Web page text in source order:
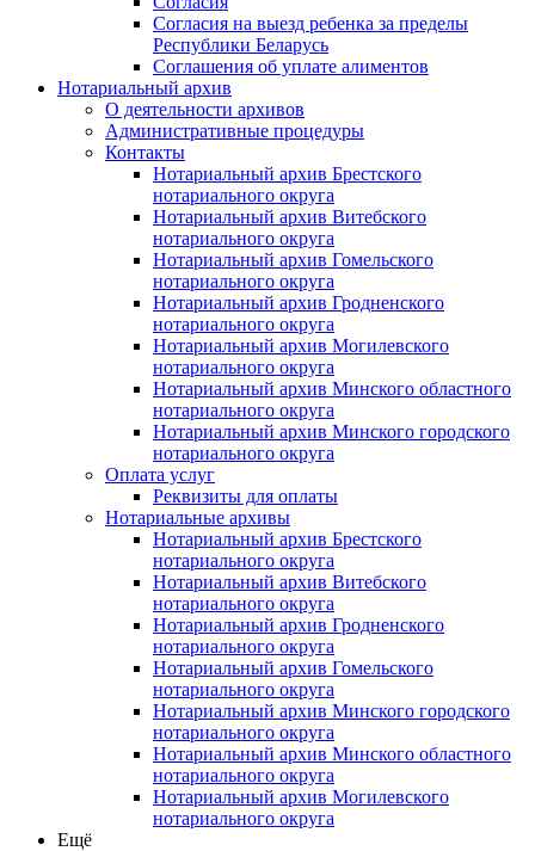
Согласия на выезд ребенка за пределы
Республики Беларусь
Соглашения об уплате алиментов
Нотариальный архив
О деятельности архивов
Административные процедуры
Контакты
Нотариальный архив Брестского
нотариального округа
Нотариальный архив Витебского
нотариального округа
Нотариальный архив Гомельского
нотариального округа
Нотариальный архив Гродненского
нотариального округа
Нотариальный архив Могилевского
нотариального округа
Нотариальный архив Минского областного
нотариального округа
Нотариальный архив Минского городского
нотариального округа
Оплата услуг
Реквизиты для оплаты
Нотариальные архивы
Нотариальный архив Брестского
нотариального округа
Нотариальный архив Витебского
нотариального округа
Нотариальный архив Гродненского
нотариального округа
Нотариальный архив Гомельского
нотариального округа
Нотариальный архив Минского городского
нотариального округа
Нотариальный архив Минского областного
нотариального округа
Нотариальный архив Могилевского
нотариального округа
Ещё